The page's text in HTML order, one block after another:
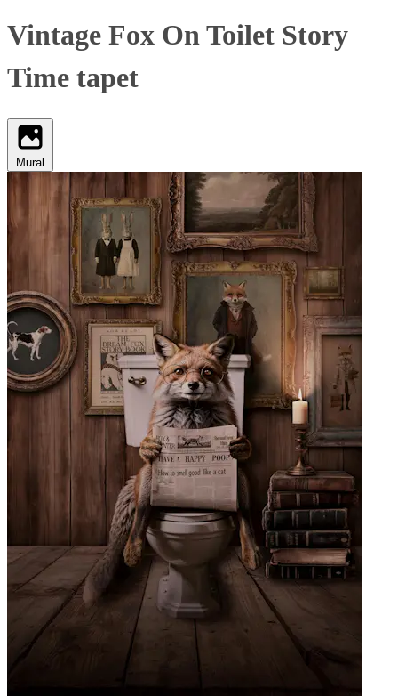
Vintage Fox On Toilet Story
Time tapet
Mural